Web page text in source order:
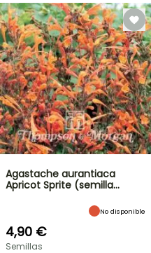
Agastache aurantiaca
Apricot Sprite (semilla…
No disponible
4,90 €
Semillas